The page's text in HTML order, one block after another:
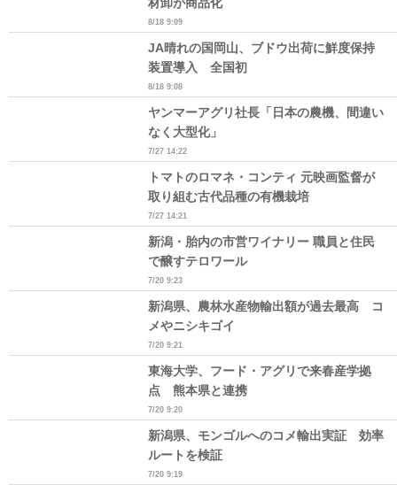
8/18 9:09
JA晴れの国岡山、ブドウ出荷に鮮度保持
装置導入 全国初
8/18 9:08
ヤンマーアグリ社長「日本の農機、間違い
なく大型化」
7/27 14:22
トマトのロマネ・コンティ 元映画監督が
取り組む古代品種の有機栽培
7/27 14:21
新潟・胎内の市営ワイナリー 職員と住民
で醸すテロワール
7/20 9:23
新潟県、農林水産物輸出額が過去最高 コ
メやニシキゴイ
7/20 9:21
東海大学、フード・アグリで来春産学拠
点 熊本県と連携
7/20 9:20
新潟県、モンゴルへのコメ輸出実証 効率
ルートを検証
7/20 9:19